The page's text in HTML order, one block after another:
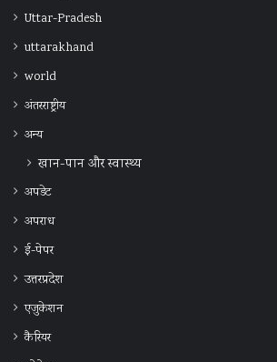
Uttar-Pradesh
uttarakhand
world
अंतरराष्ट्रीय
अन्‍य
खान-पान और स्वास्थ्य
अपडेट
अपराध
ई-पेपर
उत्तरप्रदेश
एजुकेशन
कैरियर